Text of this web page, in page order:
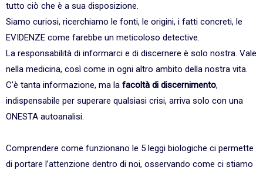
tutto ciò che è a sua disposizione.
Siamo curiosi, ricerchiamo le fonti, le origini, i fatti concreti, le
EVIDENZE come farebbe un meticoloso detective.
La responsabilità di informarci e di discernere è solo nostra. Vale
nella medicina, così come in ogni altro ambito della nostra vita.
C’è tanta informazione, ma la facoltà di discernimento,
indispensabile per superare qualsiasi crisi, arriva solo con una
ONESTA autoanalisi.
Comprendere come funzionano le 5 leggi biologiche ci permette
di portare l’attenzione dentro di noi, osservando come ci stiamo